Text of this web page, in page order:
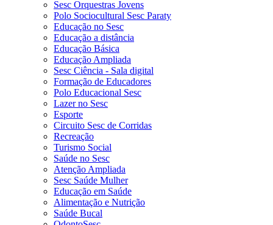
Sesc Orquestras Jovens
Polo Sociocultural Sesc Paraty
Educação no Sesc
Educação a distância
Educação Básica
Educação Ampliada
Sesc Ciência - Sala digital
Formação de Educadores
Polo Educacional Sesc
Lazer no Sesc
Esporte
Circuito Sesc de Corridas
Recreação
Turismo Social
Saúde no Sesc
Atenção Ampliada
Sesc Saúde Mulher
Educação em Saúde
Alimentação e Nutrição
Saúde Bucal